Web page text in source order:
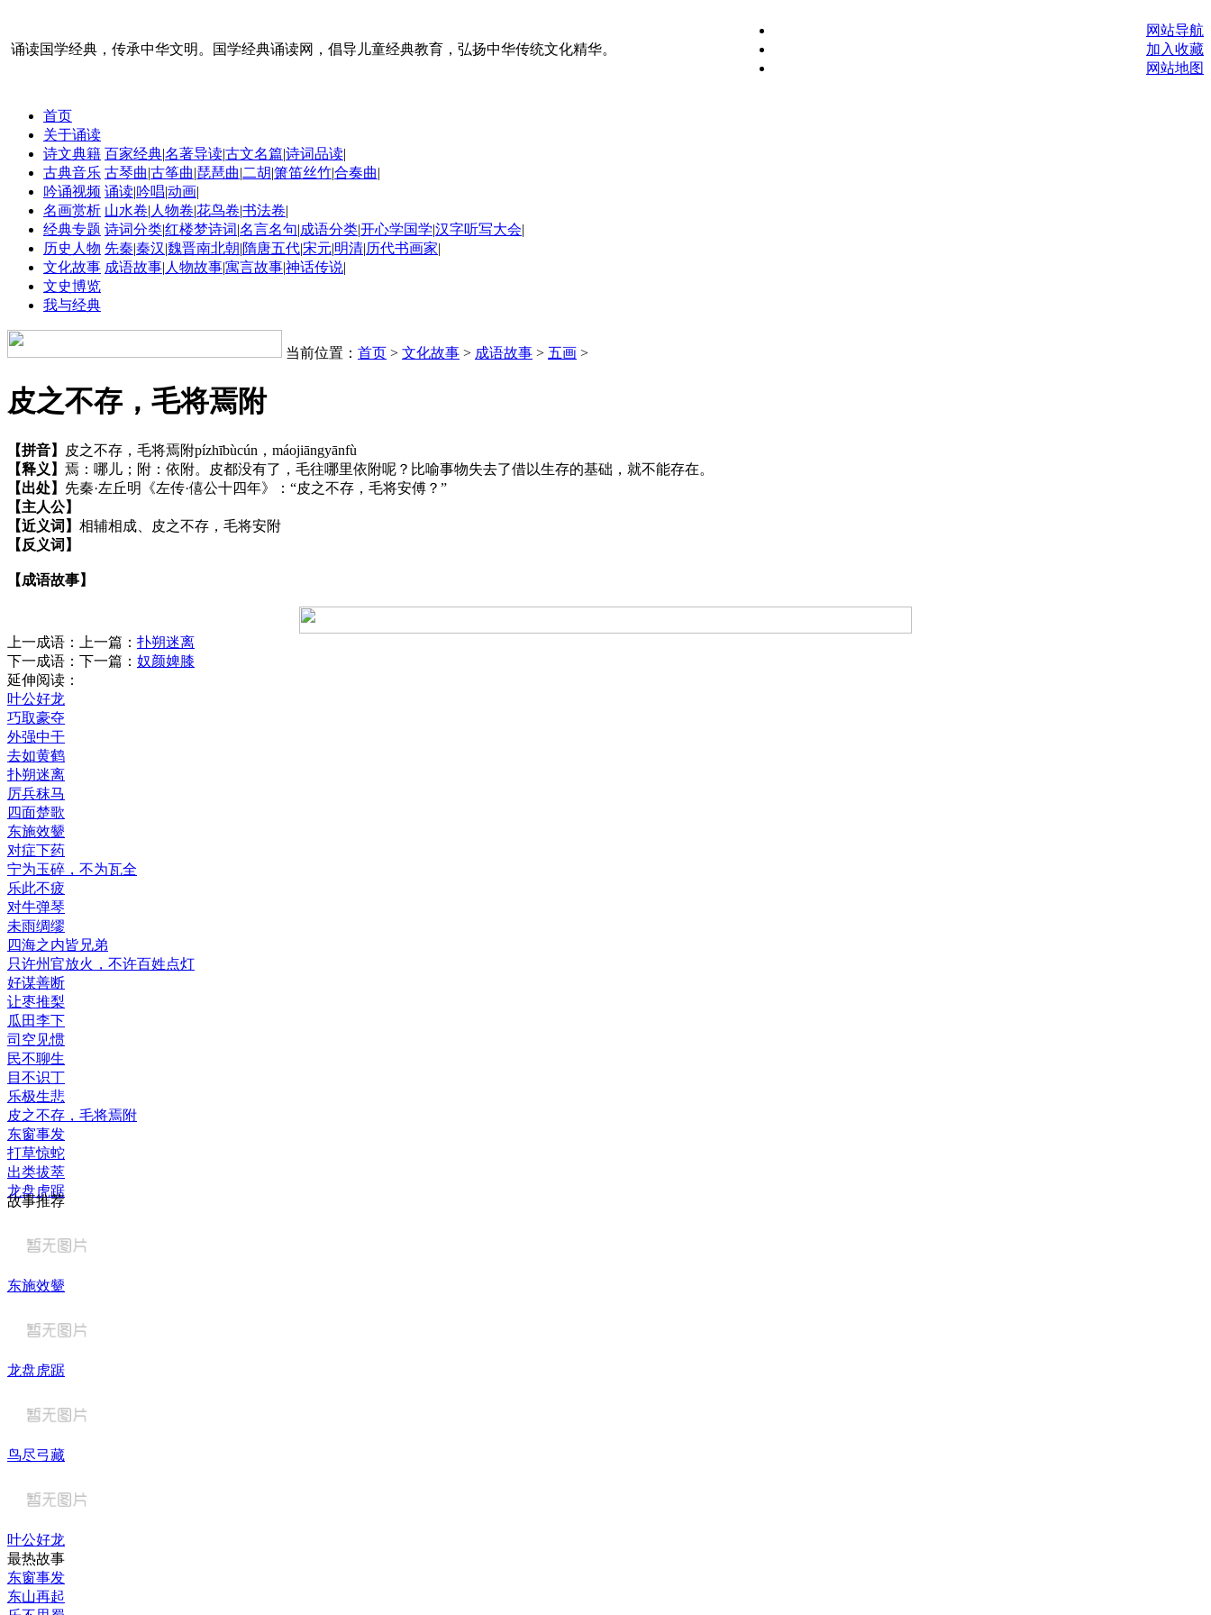
诵读国学经典，传承中华文明。国学经典诵读网，倡导儿童经典教育，弘扬中华传统文化精华。
网站导航
加入收藏
网站地图
首页
关于诵读
诗文典籍 百家经典|名著导读|古文名篇|诗词品读|
古典音乐 古琴曲|古筝曲|琵琶曲|二胡|箫笛丝竹|合奏曲|
吟诵视频 诵读|吟唱|动画|
名画赏析 山水卷| 人物卷|花鸟卷|书法卷|
经典专题 诗词分类|红楼梦诗词|名言名句|成语分类|开心学国学|汉字听写大会|
历史人物 先秦|秦汉|魏晋南北朝|隋唐五代|宋元|明清|历代书画家|
文化故事 成语故事| 人物故事|寓言故事|神话传说|
文史博览
我与经典
当前位置： 首页 > 文化故事 > 成语故事 > 五画 >
皮之不存，毛将焉附
【拼音】 皮之不存，毛将焉附pízhībùcún，máojiāngyānfù
【释义】 焉：哪儿；附：依附。皮都没有了，毛往哪里依附呢？比喻事物失去了借以生存的基础，就不能存在。
【出处】 先秦·左丘明《左传·僖公十四年》：“皮之不存，毛将安傅？”
【主人公】
【近义词】 相辅相成、皮之不存，毛将安附
【反义词】
【成语故事】
上一成语：上一篇： 扑朔迷离
下一成语：下一篇： 奴颜婢膝
延伸阅读：
叶公好龙
巧取豪夺
外强中干
去如黄鹤
扑朔迷离
厉兵秣马
四面楚歌
东施效颦
对症下药
宁为玉碎，不为瓦全
乐此不疲
对牛弹琴
未雨绸缪
四海之内皆兄弟
只许州官放火，不许百姓点灯
好谋善断
让枣推梨
瓜田李下
司空见惯
民不聊生
目不识丁
乐极生悲
皮之不存，毛将焉附
东窗事发
打草惊蛇
出类拔萃
龙盘虎踞
故事推荐
东施效颦
龙盘虎踞
鸟尽弓藏
叶公好龙
最热故事
东窗事发
东山再起